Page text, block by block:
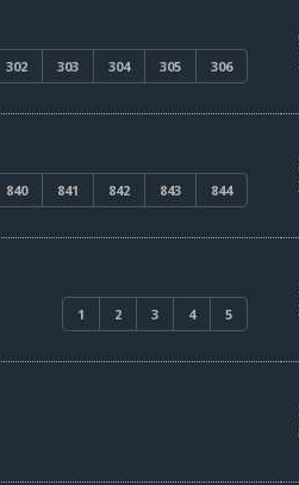
302 303 304 305 306
840 841 842 843 844
1 2 3 4 5